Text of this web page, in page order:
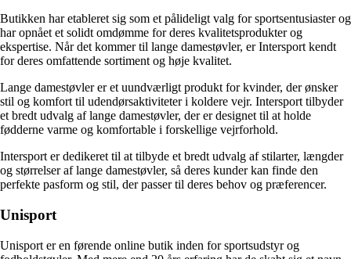
Butikken har etableret sig som et pålideligt valg for sportsentusiaster og
har opnået et solidt omdømme for deres kvalitetsprodukter og
ekspertise. Når det kommer til lange damestøvler, er Intersport kendt
for deres omfattende sortiment og høje kvalitet.
Lange damestøvler er et uundværligt produkt for kvinder, der ønsker
stil og komfort til udendørsaktiviteter i koldere vejr. Intersport tilbyder
et bredt udvalg af lange damestøvler, der er designet til at holde
fødderne varme og komfortable i forskellige vejrforhold.
Intersport er dedikeret til at tilbyde et bredt udvalg af stilarter, længder
og størrelser af lange damestøvler, så deres kunder kan finde den
perfekte pasform og stil, der passer til deres behov og præferencer.
Unisport
Unisport er en førende online butik inden for sportsudstyr og